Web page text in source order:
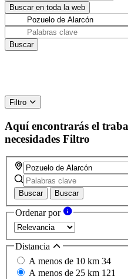
Filtro
Aquí encontrarás el
necesidades Filtro
Buscar Buscar
Ordenar por
Distancia
A menos de 10 km 34
A menos de 25 km 121